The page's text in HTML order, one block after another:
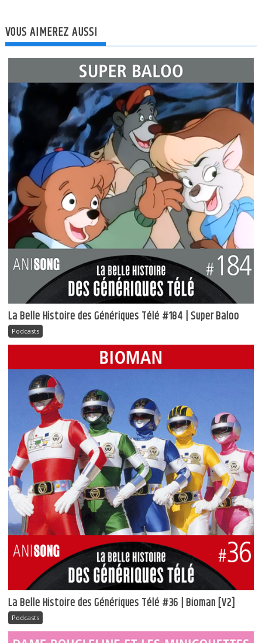
VOUS AIMEREZ AUSSI
La Belle Histoire des Génériques Télé #184 | Super Baloo
Podcasts
La Belle Histoire des Génériques Télé #36 | Bioman [V2]
Podcasts